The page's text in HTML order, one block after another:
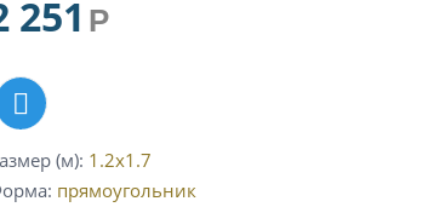
251 Р
(м) 1.2x1.7
прямоугольник